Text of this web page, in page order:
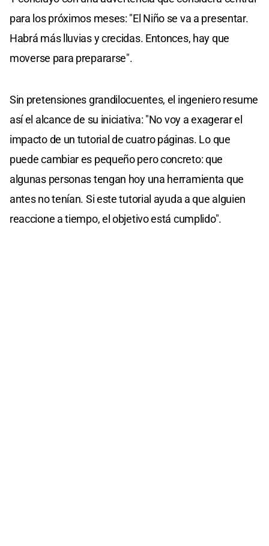
para los próximos meses: "El Niño se va a presentar.
Habrá más lluvias y crecidas. Entonces, hay que
moverse para prepararse".
Sin pretensiones grandilocuentes, el ingeniero resume
así el alcance de su iniciativa: "No voy a exagerar el
impacto de un tutorial de cuatro páginas. Lo que
puede cambiar es pequeño pero concreto: que
algunas personas tengan hoy una herramienta que
antes no tenían. Si este tutorial ayuda a que alguien
reaccione a tiempo, el objetivo está cumplido".